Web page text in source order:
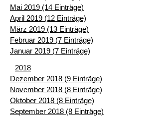
Mai 2019 (14 Einträge)
April 2019 (12 Einträge)
März 2019 (13 Einträge)
Februar 2019 (7 Einträge)
Januar 2019 (7 Einträge)
2018
Dezember 2018 (9 Einträge)
November 2018 (8 Einträge)
Oktober 2018 (8 Einträge)
September 2018 (8 Einträge)